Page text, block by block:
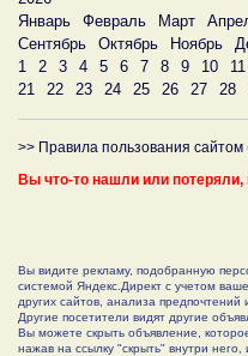
Январь
Февраль Март
Сентябрь
Октябрь Ноябрь
1
2 3 4 5 6 7 8 9 10 11
21
22 23 24 25 26 27 28
>> Правила пользования сайтом
Вы что-то нашли или
Вы видите рекламу, подобранную
системой Яндекс.Директ с учетом
других сайтов, анализа предпочтений
Другие посетители видят другие
Вы можете скрыть объявление,
нажав на ссылку "скрыть" внутри него,